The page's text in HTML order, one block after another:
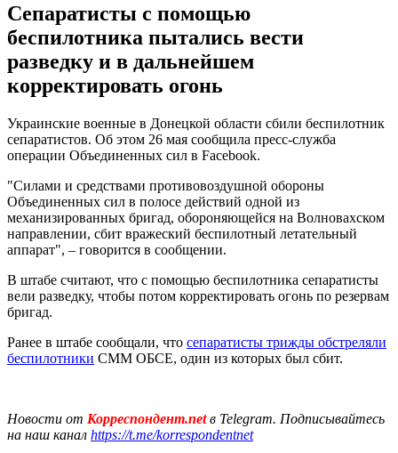
Сепаратисты с помощью
беспилотника пытались вести
разведку и в дальнейшем
корректировать огонь
Украинские военные в Донецкой области сбили беспилотник
сепаратистов. Об этом 26 мая сообщила пресс-служба
операции Объединенных сил в Facebook.
"Силами и средствами противовоздушной обороны
Объединенных сил в полосе действий одной из
механизированных бригад, обороняющейся на Волновахском
направлении, сбит вражеский беспилотный летательный
аппарат", – говорится в сообщении.
В штабе считают, что с помощью беспилотника сепаратисты
вели разведку, чтобы потом корректировать огонь по резервам
бригад.
Ранее в штабе сообщали, что сепаратисты трижды обстреляли
беспилотники СММ ОБСЕ, один из которых был сбит.
Новости от Корреспондент.netв Telegram. Подписывайтесь
на наш канал https://t.me/korrespondentnet